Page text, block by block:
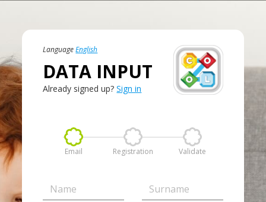
Language English
DATA INPUT
Already signed up?Sign in
Email Registration Validate